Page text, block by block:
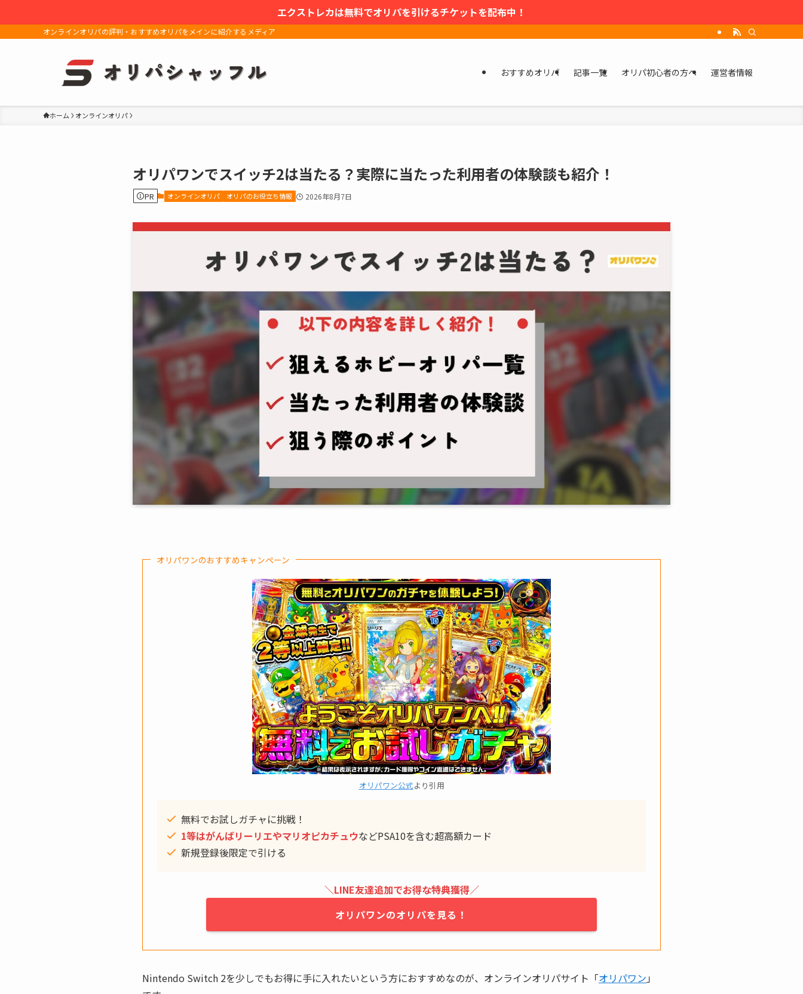
エクストレカは無料でオリパを引けるチケットを配布中！
オンラインオリパの評判・おすすめオリパをメインに紹介するメディア
おすすめオリパ 記事一覧 オリパ初心者の方へ 運営者情報
ホーム オンラインオリパ
オリパワンでスイッチ2は当たる？実際に当たった利用者の体験談も紹介！
PR オンラインオリパ オリパのお役立ち情報 2026年8月7日
オリパワンのおすすめキャンペーン
オリパワン公式より引用
無料でお試しガチャに挑戦！
1等はがんばリーリエやマリオピカチュウなどPSA10を含む超高額カード
新規登録後限定で引ける
＼LINE友達追加でお得な特典獲得／
オリパワンのオリパを見る！
Nintendo Switch 2を少しでもお得に手に入れたいという方におすすめなのが、オンラインオリパサイト「オリパワン 」